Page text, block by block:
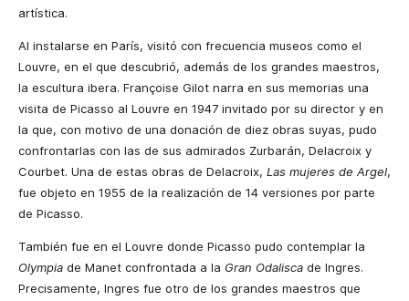
artística.
Al instalarse en París, visitó con frecuencia museos como el
Louvre, en el que descubrió, además de los grandes maestros,
la escultura ibera. Françoise Gilot narra en sus memorias una
visita de Picasso al Louvre en 1947 invitado por su director y en
la que, con motivo de una donación de diez obras suyas, pudo
confrontarlas con las de sus admirados Zurbarán, Delacroix y
Courbet. Una de estas obras de Delacroix, Las mujeres de Argel,
fue objeto en 1955 de la realización de 14 versiones por parte
de Picasso.
También fue en el Louvre donde Picasso pudo contemplar la
Olympia de Manet confrontada a la Gran Odalisca de Ingres.
Precisamente, Ingres fue otro de los grandes maestros que